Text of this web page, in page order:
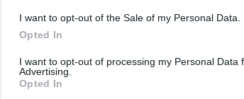
I want to opt-out of the Sale of my Personal Data.
Opted In
I want to opt-out of processing my Personal Data
Advertising.
Opted In